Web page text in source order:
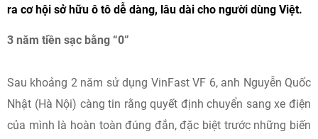
ra cơ hội sở hữu ô tô dễ dàng, lâu dài cho người dùng Việt.
3 năm tiền sạc bằng “0”
Sau khoảng 2 năm sử dụng VinFast VF 6, anh Nguyễn Quốc
Nhật (Hà Nội) càng tin rằng quyết định chuyển sang xe điện
của mình là hoàn toàn đúng đắn, đặc biệt trước những biến